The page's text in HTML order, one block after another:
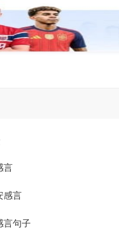
言
感言
言句子